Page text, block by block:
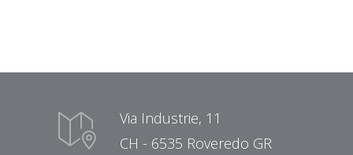
Via Industrie, 11
CH - 6535 Roveredo GR